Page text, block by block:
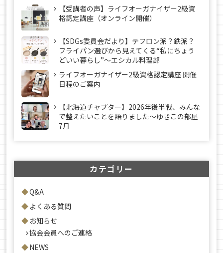
【受講者の声】ライフオーガナイザー2級資
格認定講座（オンライン開催）
【SDGs委員会だより】テフロン派？鉄派？
フライパン選びから見えてくる“私にちょう
どいい暮らし”～エシカル料理部
ライフオーガナイザー2級資格認定講座 開催
日程のご案内
【北海道チャプター】2026年後半戦、みんな
で整えたいことを語りました～ゆきこの部屋
7月
カテゴリー
Q&A
よくある質問
お知らせ
協会会員へのご連絡
NEWS